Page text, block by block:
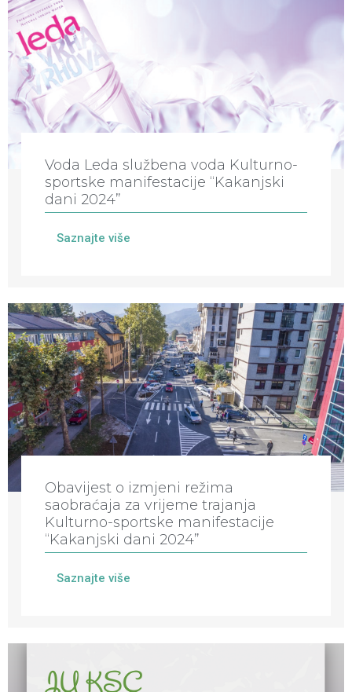
Voda Leda službena voda Kulturno-
sportske manifestacije “Kakanjski
dani 2024”
Saznajte više
Obavijest o izmjeni režima
saobraćaja za vrijeme trajanja
Kulturno-sportske manifestacije
“Kakanjski dani 2024”
Saznajte više